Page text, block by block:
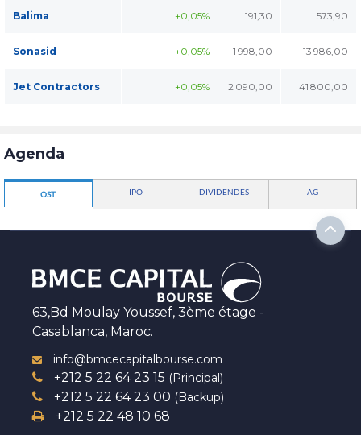
Balima +0,05% 191,30 573,90
Sonasid +0,05% 1 998,00 13 986,00
Jet Contractors +0,05% 2 090,00 41 800,00
Agenda
OST IPO DIVIDENDES AG
63,Bd Moulay Youssef, 3ème étage -
Casablanca, Maroc.
info@bmcecapitalbourse.com
+212 5 22 64 23 15 (Principal)
+212 5 22 64 23 00 (Backup)
+212 5 22 48 10 68